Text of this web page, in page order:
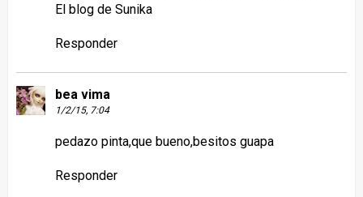
El blog de Sunika
Responder
bea vima
1/2/15, 7:04
pedazo pinta,que bueno,besitos guapa
Responder